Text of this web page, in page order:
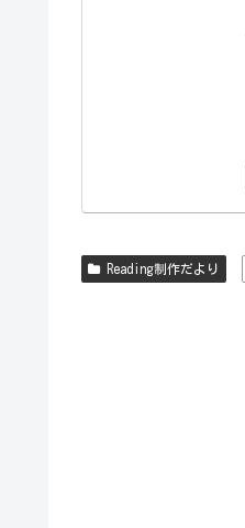
Reading制作だより